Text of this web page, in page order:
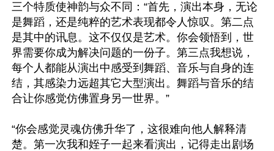
三个特质使神韵与众不同：“首先，演出本身，无论
是舞蹈，还是纯粹的艺术表现都令人惊叹。第二点
是其中的讯息。这不仅仅是艺术。你会领悟到，世
界需要你成为解决问题的一份子。第三点我想说，
每个人都能从演出中感受到舞蹈、音乐与自身的连
结，其感染力远超其它大型演出。舞蹈与音乐的结
合让你感觉仿佛置身另一世界。”
“你会感觉灵魂仿佛升华了，这很难向他人解释清
楚。第一次我和姪子一起来看演出，记得走出剧场